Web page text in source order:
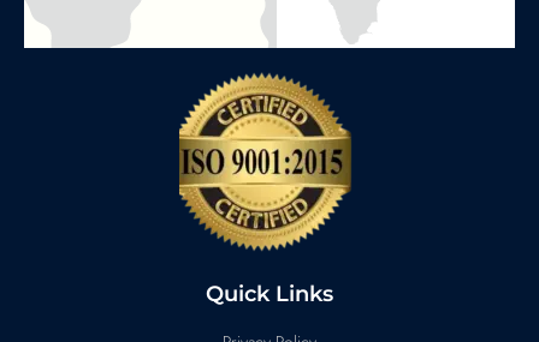
Quick Links